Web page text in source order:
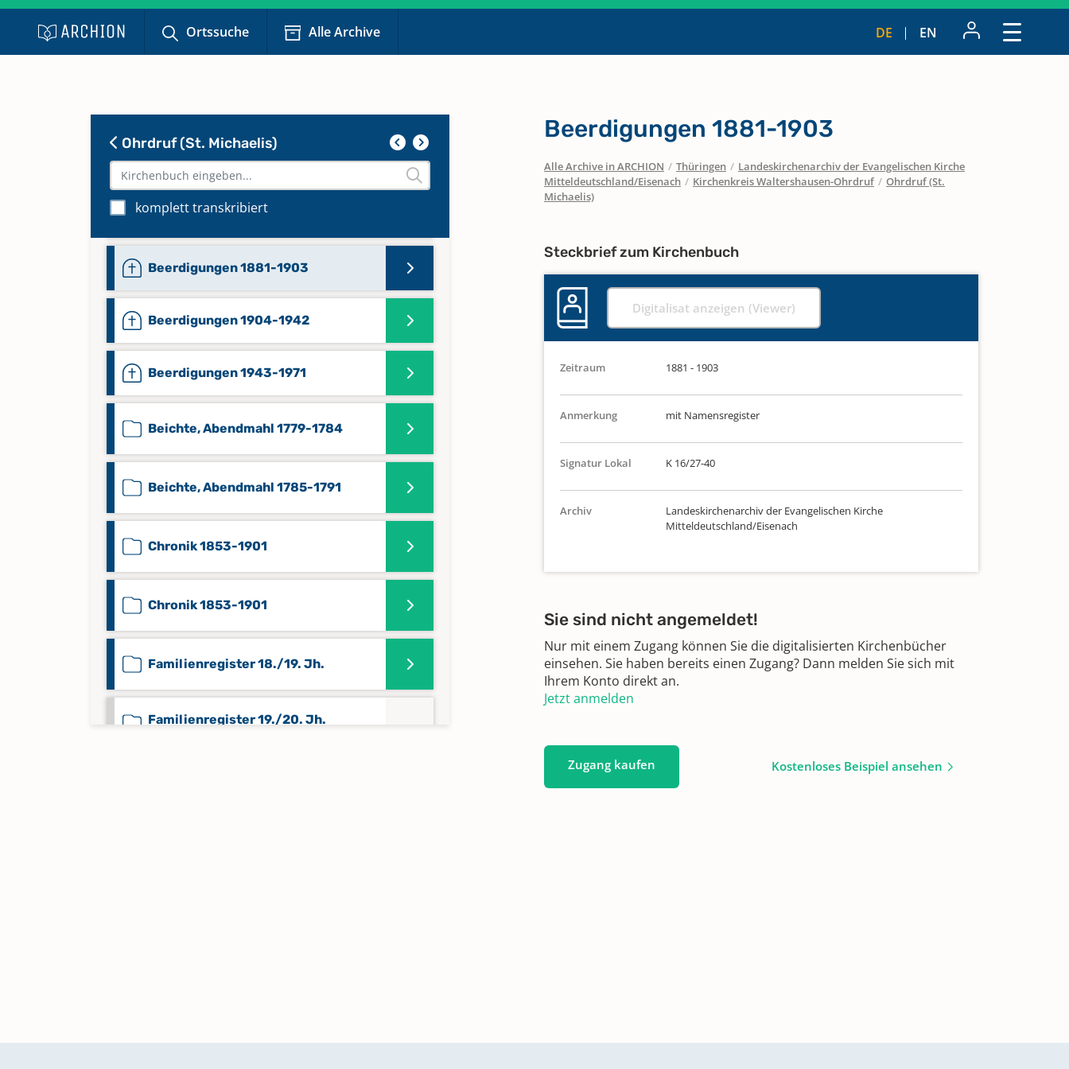
Ortssuche Alle Archive DE EN
Ohrdruf (St. Michaelis)
komplett transkribiert
Beerdigungen 1565-1768
Beerdigungen 1711-1808
Beerdigungen 1854-1875
Beerdigungen 1876-1881
Beerdigungen 1881-1903
Beerdigungen 1904-1942
Beerdigungen 1943-1971
Beichte, Abendmahl 1779-1784
Beichte, Abendmahl 1785-1791
Chronik 1853-1901
Chronik 1853-1901
Familienregister 18./19. Jh.
Familienregister 19./20. Jh.
Beerdigungen 1881-1903
Alle Archive in ARCHION / Thüringen / Landeskirchenarchiv der Evangelischen Kirche
Mitteldeutschland/Eisenach / Kirchenkreis Waltershausen-Ohrdruf / Ohrdruf (St.
Michaelis)
Steckbrief zum Kirchenbuch
Digitalisat anzeigen (Viewer)
Zeitraum 1881 - 1903
Anmerkung mit Namensregister
Signatur Lokal K 16/27-40
Archiv
Landeskirchenarchiv der Evangelischen Kirche
Mitteldeutschland/Eisenach
Sie sind nicht angemeldet!
Nur mit einem Zugang können Sie die digitalisierten Kirchenbücher
einsehen. Sie haben bereits einen Zugang? Dann melden Sie sich mit
Ihrem Konto direkt an.
Jetzt anmelden
Zugang kaufen Kostenloses Beispiel ansehen